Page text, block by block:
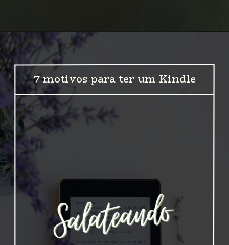
Opening https://amzn.to/3m4FGOQ
7 motivos para ter um Kindle